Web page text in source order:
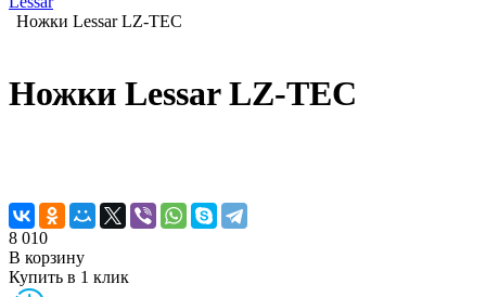
Ножки Lessar LZ-TEC
Ножки Lessar LZ-TEC
8 010
В корзину
Купить в 1 клик